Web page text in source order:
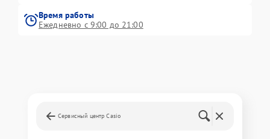
Время работы
Ежедневно с 9:00 до 21:00
Сервисный центр Casio